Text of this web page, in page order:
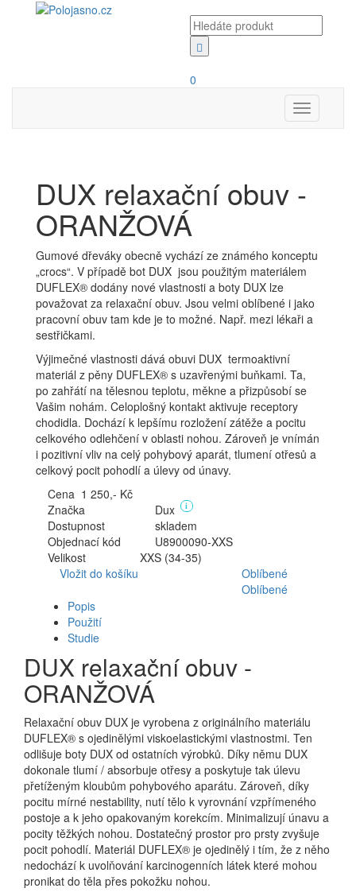
0
Toggle
navigation
DUX relaxační obuv -
ORANŽOVÁ
Gumové dřeváky obecně vychází ze známého konceptu
„crocs“. V případě bot DUX jsou použitým materiálem
DUFLEX® dodány nové vlastnosti a boty DUX lze
považovat za relaxační obuv. Jsou velmi oblíbené i jako
pracovní obuv tam kde je to možné. Např. mezi lékaři a
sestřičkami.
Výjimečné vlastnosti dává obuvi DUX termoaktivní
materiál z pěny DUFLEX® s uzavřenými buňkami. Ta,
po zahřátí na tělesnou teplotu, měkne a přizpůsobí se
Vašim nohám. Celoplošný kontakt aktivuje receptory
chodidla. Dochází k lepšímu rozložení zátěže a pocitu
celkového odlehčení v oblasti nohou. Zároveň je vnímán
i pozitivní vliv na celý pohybový aparát, tlumení otřesů a
celkový pocit pohodlí a úlevy od únavy.
Cena 1 250,- Kč
Značka
Dux i
Dostupnost
skladem
Objednací kód
U8900090-XXS
Velikost
XXS (34-35)
Vložit do košíku
Oblíbené
Oblíbené
Popis
Použití
Studie
DUX relaxační obuv -
ORANŽOVÁ
Relaxační obuv DUX je vyrobena z originálního materiálu
DUFLEX® s ojedinělými viskoelastickými vlastnostmi. Ten
odlišuje boty DUX od ostatních výrobků. Díky němu DUX
dokonale tlumí / absorbuje otřesy a poskytuje tak úlevu
přetíženým kloubům pohybového aparátu. Zároveň, díky
pocitu mírné nestability, nutí tělo k vyrovnání vzpřímeného
postoje a k jeho opakovaným korekcím. Minimalizují únavu a
pocity těžkých nohou. Dostatečný prostor pro prsty zvyšuje
pocit pohodlí. Materiál DUFLEX® je ojedinělý i tím, že z něho
nedochází k uvolňování karcinogenních látek které mohou
pronikat do těla přes pokožku nohou.